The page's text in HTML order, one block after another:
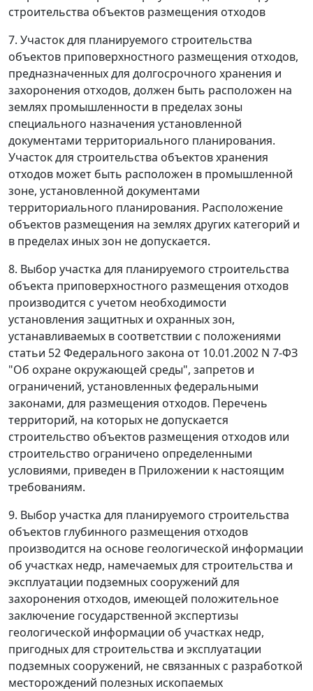
строительства объектов размещения отходов
7. Участок для планируемого строительства
объектов приповерхностного размещения отходов,
предназначенных для долгосрочного хранения и
захоронения отходов, должен быть расположен на
землях промышленности в пределах зоны
специального назначения установленной
документами территориального планирования.
Участок для строительства объектов хранения
отходов может быть расположен в промышленной
зоне, установленной документами
территориального планирования. Расположение
объектов размещения на землях других категорий и
в пределах иных зон не допускается.
8. Выбор участка для планируемого строительства
объекта приповерхностного размещения отходов
производится с учетом необходимости
установления защитных и охранных зон,
устанавливаемых в соответствии с положениями
статьи 52 Федерального закона от 10.01.2002 N 7-ФЗ
"Об охране окружающей среды", запретов и
ограничений, установленных федеральными
законами, для размещения отходов. Перечень
территорий, на которых не допускается
строительство объектов размещения отходов или
строительство ограничено определенными
условиями, приведен в Приложении к настоящим
требованиям.
9. Выбор участка для планируемого строительства
объектов глубинного размещения отходов
производится на основе геологической информации
об участках недр, намечаемых для строительства и
эксплуатации подземных сооружений для
захоронения отходов, имеющей положительное
заключение государственной экспертизы
геологической информации об участках недр,
пригодных для строительства и эксплуатации
подземных сооружений, не связанных с разработкой
месторождений полезных ископаемых